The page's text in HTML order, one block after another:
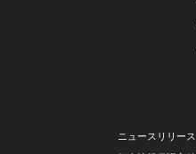
ニュースリリース